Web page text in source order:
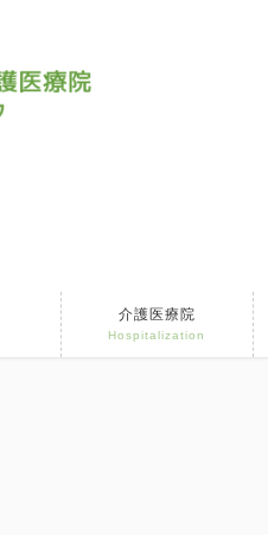
介護医療院
Hospitalization